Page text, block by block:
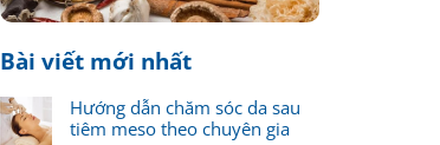
Bài viết mới nhất
Hướng dẫn chăm sóc da sau
tiêm meso theo chuyên gia